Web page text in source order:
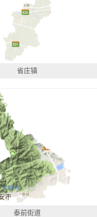
省庄镇
泰前街道